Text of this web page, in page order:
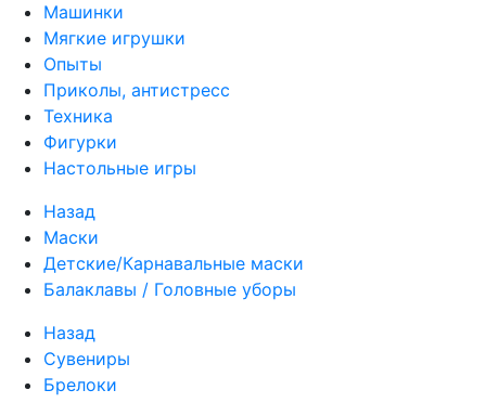
Машинки
Мягкие игрушки
Опыты
Приколы, антистресс
Техника
Фигурки
Настольные игры
Назад
Маски
Детские/Карнавальные маски
Балаклавы / Головные уборы
Назад
Сувениры
Брелоки